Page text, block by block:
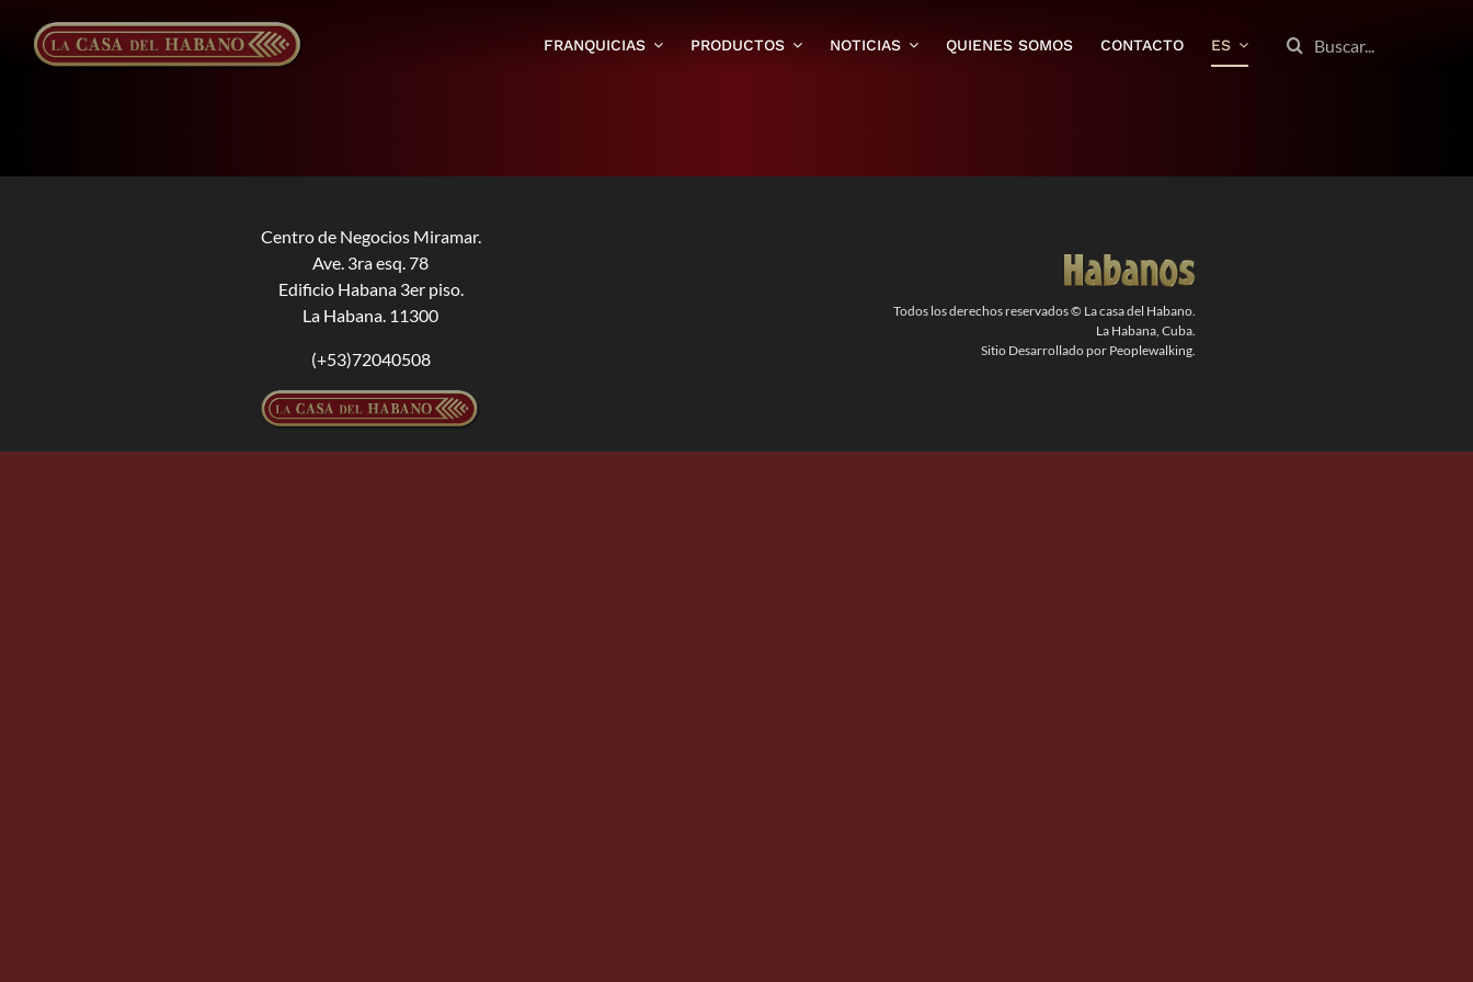
contenido
FRANQUICIAS PRODUCTOS NOTICIAS QUIENES SOMOS CONTACTO ES BUSCAR:
Centro de Negocios Miramar.
Ave. 3ra esq. 78
Edificio Habana 3er piso.
La Habana. 11300
(+53)72040508
Todos los derechos reservados © La casa del Habano.
La Habana, Cuba.
Sitio Desarrollado por Peoplewalking.